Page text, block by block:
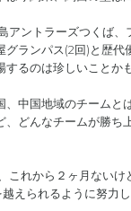
アントラーズつくば
グランパス(2回)と歴代
するのは珍しいことか
、中国地域のチームと
、どんなチームが勝ち
これから２ヶ月ないけ
えられるように努力し